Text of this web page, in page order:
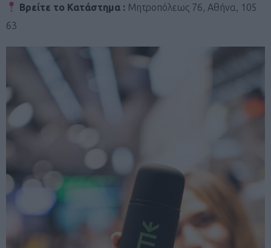
Βρείτε το Κατάστημα : Μητροπόλεως 76, Αθήνα, 105
63